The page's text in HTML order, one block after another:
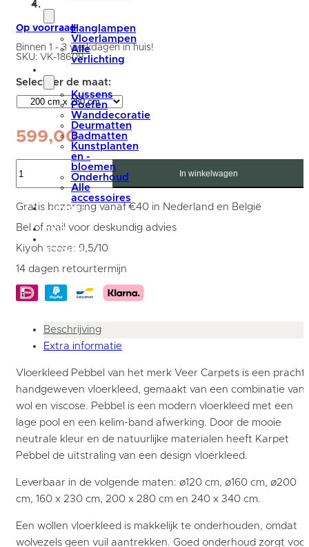
Hanglampen
Vloerlampen
Alle
verlichting
Kussens
Poefen
Wanddecoratie
Deurmatten
Badmatten
Kunstplanten
en -
bloemen
Onderhoud
Alle
accessoires
summer
blog
account
Op voorraad
Binnen 1 - 3 werkdagen in huis!
SKU: VK-18609
599,00
Pebbel
200
280
aantal
In winkelwagen
Gratis bezorging vanaf €40 in Nederland en België
Bel of mail voor deskundig advies
Kiyoh score: 9,5/10
14 dagen retourtermijn
Beschrijving
Extra informatie
Vloerkleed Pebbel van het merk Veer Carpets is een
handgeweven vloerkleed, gemaakt van een combinatie van
wol en viscose. Pebbel is een modern vloerkleed met een
lage pool en een kelim-band afwerking. Door de mooie
neutrale kleur en de natuurlijke materialen heeft Karpet
Pebbel de uitstraling van een design vloerkleed.
Leverbaar in de volgende maten: ø120 cm, ø160 cm, ø200
cm, 160 x 230 cm, 200 x 280 cm en 240 x 340 cm.
Een wollen vloerkleed is makkelijk te onderhouden, omdat
wolvezels geen vuil aantrekken. Goed onderhoud zorgt voor